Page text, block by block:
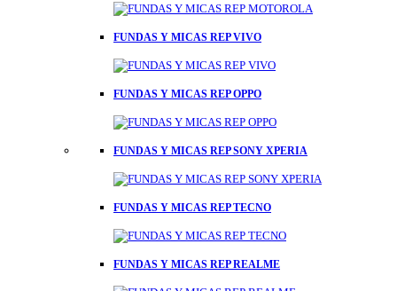
FUNDAS Y MICAS REP VIVO
FUNDAS Y MICAS REP OPPO
FUNDAS Y MICAS REP SONY XPERIA
FUNDAS Y MICAS REP TECNO
FUNDAS Y MICAS REP REALME